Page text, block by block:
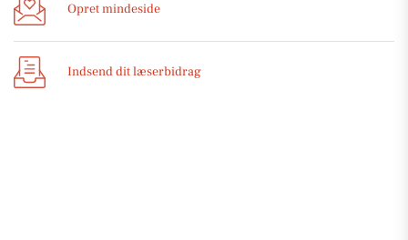
Opret mindeside
Indsend dit læserbidrag